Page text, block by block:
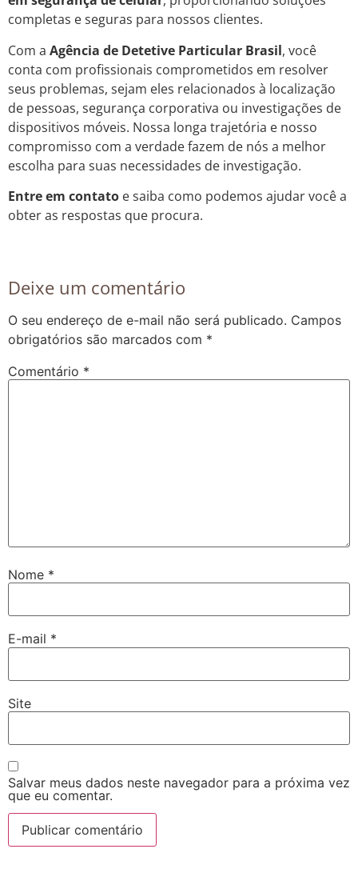
completas e seguras para nossos clientes.
Com a Agência de Detetive Particular Brasil, você
conta com profissionais comprometidos em resolver
seus problemas, sejam eles relacionados à localização
de pessoas, segurança corporativa ou investigações de
dispositivos móveis. Nossa longa trajetória e nosso
compromisso com a verdade fazem de nós a melhor
escolha para suas necessidades de investigação.
Entre em contato e saiba como podemos ajudar você a
obter as respostas que procura.
Deixe um comentário
O seu endereço de e-mail não será publicado. Campos
obrigatórios são marcados com *
Comentário *
Nome *
E-mail *
Site
Salvar meus dados neste navegador para a próxima vez
que eu comentar.